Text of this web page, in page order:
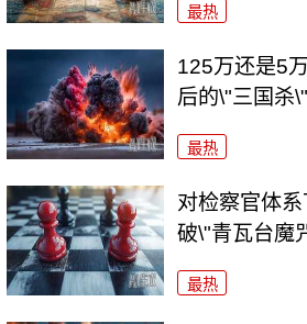
最热
125万还是5
后的\"三国杀\"
最热
对检察官体
破\"青瓦台魔
最热